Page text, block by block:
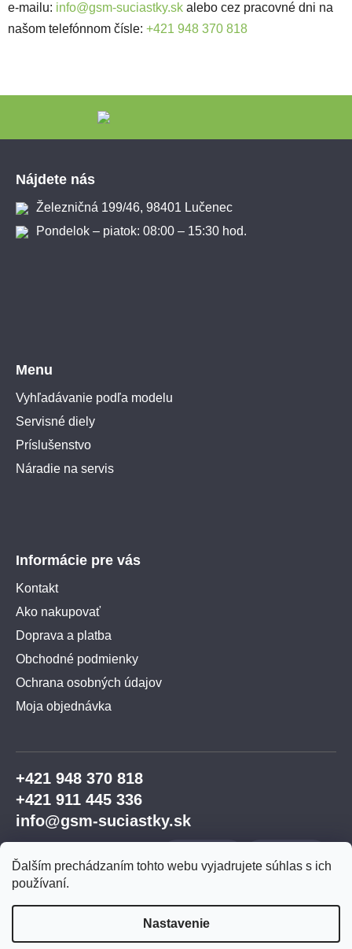
Ďalším prechádzaním tohto webu vyjadrujete súhlas s ich
používaní.
Nastavenie
e-mailu: info@gsm-suciastky.sk alebo cez pracovné dni na
našom telefónnom čísle: +421 948 370 818
Nájdete nás
Železničná 199/46, 98401 Lučenec
Pondelok – piatok: 08:00 – 15:30 hod.
Menu
Vyhľadávanie podľa modelu
Servisné diely
Príslušenstvo
Náradie na servis
Informácie pre vás
Kontakt
Ako nakupovať
Doprava a platba
Obchodné podmienky
Ochrana osobných údajov
Moja objednávka
+421 948 370 818
+421 911 445 336
info@gsm-suciastky.sk